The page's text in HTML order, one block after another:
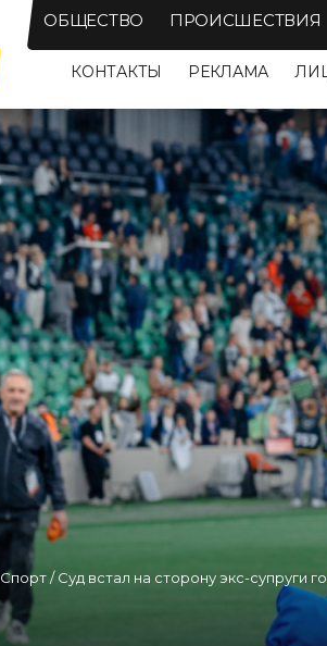
ОБЩЕСТВО ПРОИСШЕСТВИЯ
КОНТАКТЫ РЕКЛАМА
Спорт/Суд встал на сторону экс-